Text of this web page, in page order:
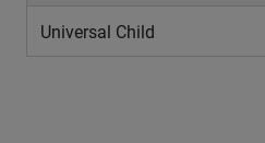
Universal Child